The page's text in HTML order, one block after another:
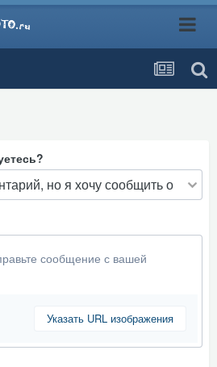
сообщение с вашей
Указать URL изображения